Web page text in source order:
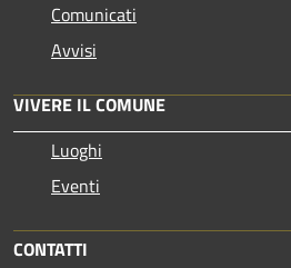
Comunicati
Avvisi
VIVERE IL COMUNE
Luoghi
Eventi
CONTATTI